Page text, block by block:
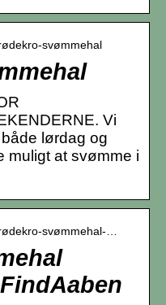
svømmehal
Vi
lørdag og
muligt at svømme i
svømmehal-…